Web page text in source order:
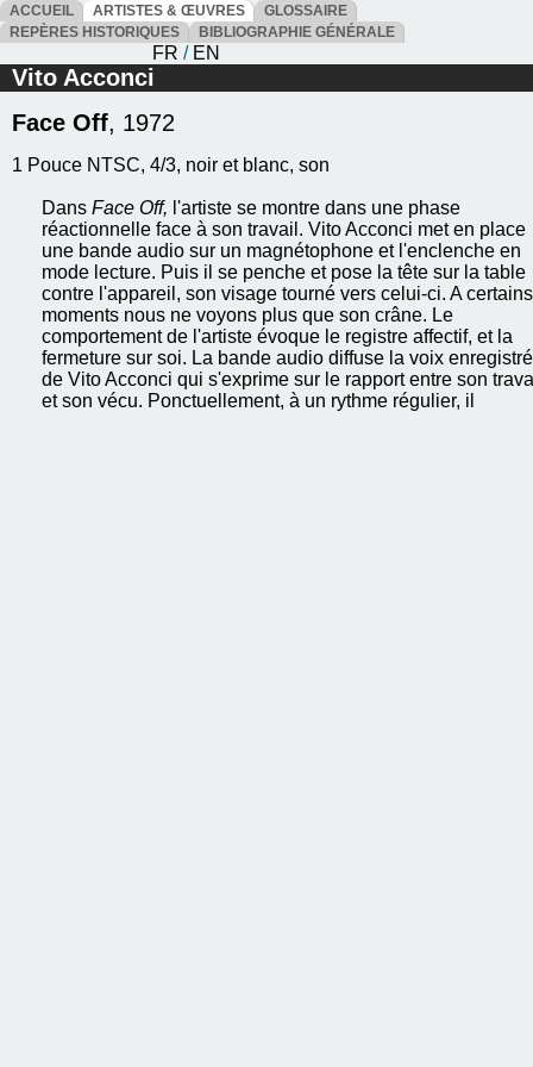
ACCUEIL ARTISTES & ŒUVRES
GLOSSAIRE
REPÈRES HISTORIQUES
BIBLIOGRAPHIE GÉNÉRALE
FR / EN
Vito Acconci